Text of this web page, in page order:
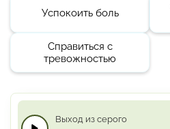
Успокоить боль
Справиться с
тревожностью
Выход из серого